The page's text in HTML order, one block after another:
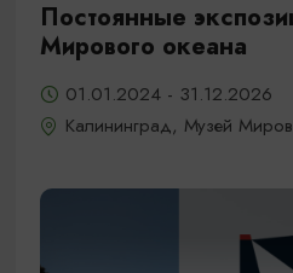
Постоянные
Мирового океана
01.01.2024 - 31.12.2026
Калининград, Музей